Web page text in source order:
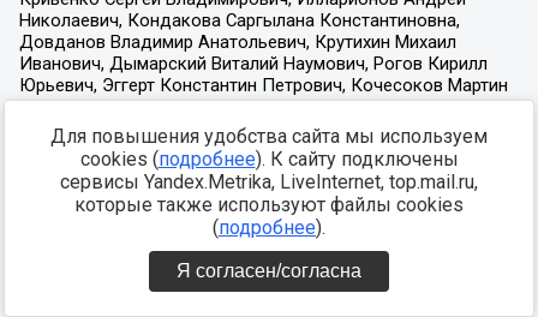
Для повышения удобства сайта мы используем
cookies (подробнее). К сайту подключены
сервисы Yandex.Metrika, LiveInternet, top.mail.ru,
которые также используют файлы cookies
(подробнее).
Я согласен/согласна